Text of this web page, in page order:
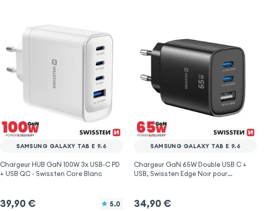
SAMSUNG GALAXY TAB E 9.6
Chargeur HUB GaN 100W 3x USB-C PD
+ USB QC - Swissten Core Blanc
39,90 € 5.0
SAMSUNG GALAXY TAB E 9.6
Chargeur GaN 65W Double USB C +
USB, Swissten Edge Noir pour
34,90 €